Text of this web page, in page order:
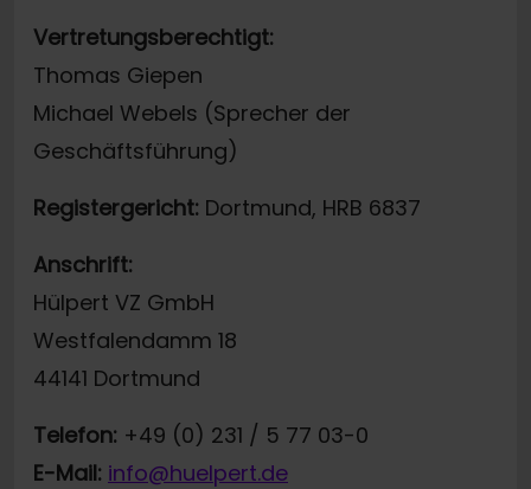
Vertretungsberechtigt:
Thomas Giepen
Michael Webels (Sprecher der
Geschäftsführung)
Registergericht: Dortmund, HRB 6837
Anschrift:
Hülpert VZ GmbH
Westfalendamm 18
44141 Dortmund
Telefon: +49 (0) 231 / 5 77 03-0
E-Mail: info@huelpert.de